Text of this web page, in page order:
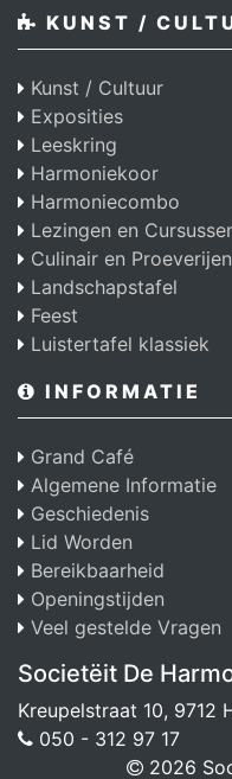
KUNST /
Kunst / Cultuur
Exposities
Leeskring
Harmoniekoor
Harmoniecombo
Lezingen en
Culinair en Proeverijen
Landschapstafel
Feest
Luistertafel klassiek
INFORMATIE
Grand Café
Algemene Informatie
Geschiedenis
Lid Worden
Bereikbaarheid
Openingstijden
Veel gestelde Vragen
Societëit De
Kreupelstraat 10, 9712
050 - 312 97 17
2026